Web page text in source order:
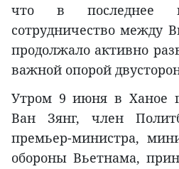
что в последнее
сотрудничество между
продолжало активно
важной опорой
Утром 9 июня в Ханое
Ван Зянг, член
премьер-министра,
обороны Вьетнама,